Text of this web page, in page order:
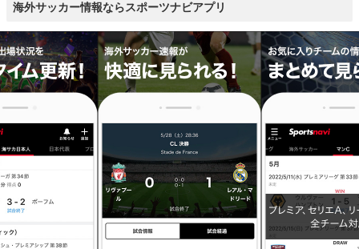
海外サッカー情報ならスポーツナビアプリ